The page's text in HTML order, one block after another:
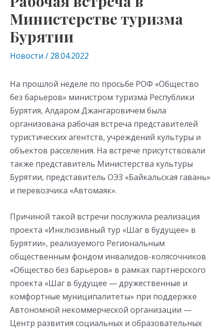
Министерстве туризма
Бурятии
Новости / 28.04.2022
На прошлой неделе по просьбе РОФ «Общество
без барьеров» министром туризма Республики
Бурятия, Алдаром Джангаровичем была
организована рабочая встреча представителей
туристических агентств, учреждений культуры и
объектов расселения. На встрече присутствовали
также представитель Министерства культуры
Бурятии, представитель ОЭЗ «Байкальская гавань»
и перевозчика «Автомаяк».
Причиной такой встречи послужила реализация
проекта «Инклюзивный тур «Шаг в будущее» в
Бурятии», реализуемого Региональным
общественным фондом инвалидов-колясочников
«Общество без барьеров» в рамках партнерского
проекта «Шаг в будущее — дружественные и
комфортные муниципалитеты» при поддержке
Автономной некоммерческой организации —
Центр развития социальных и образовательных